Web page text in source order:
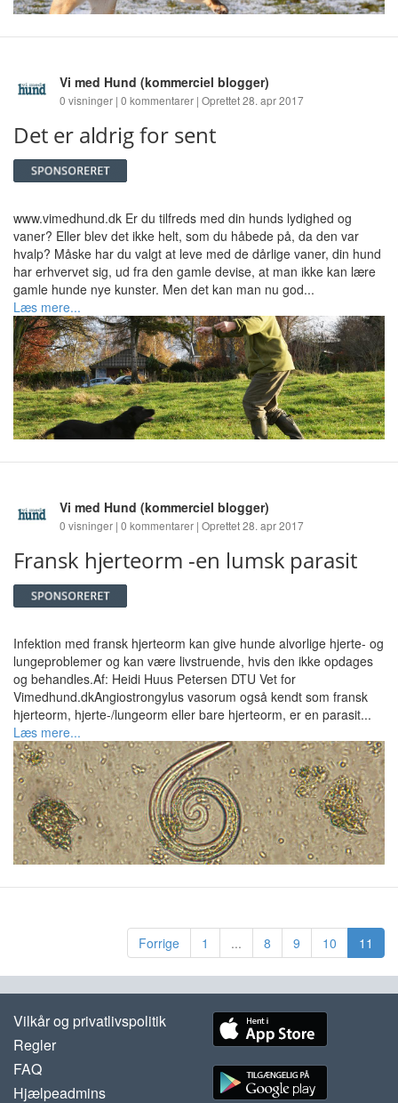
Vi med Hund (kommerciel blogger)
0 visninger | 0 kommentarer | Oprettet 28. apr 2017
Det er aldrig for sent
www.vimedhund.dk Er du tilfreds med din hunds lydighed og
vaner? Eller blev det ikke helt, som du håbede på, da den var
hvalp? Måske har du valgt at leve med de dårlige vaner, din hund
har erhvervet sig, ud fra den gamle devise, at man ikke kan lære
gamle hunde nye kunster. Men det kan man nu god...
Læs mere...
Vi med Hund (kommerciel blogger)
0 visninger | 0 kommentarer | Oprettet 28. apr 2017
Fransk hjerteorm -en lumsk parasit
Infektion med fransk hjerteorm kan give hunde alvorlige hjerte- og
lungeproblemer og kan være livstruende, hvis den ikke opdages
og behandles.Af: Heidi Huus Petersen DTU Vet for
Vimedhund.dkAngiostrongylus vasorum også kendt som fransk
hjerteorm, hjerte-/lungeorm eller bare hjerteorm, er en parasit...
Læs mere...
Forrige 1 ... 8 9 10 11
Vilkår og privatlivspolitik
Regler
FAQ
Hjælpeadmins